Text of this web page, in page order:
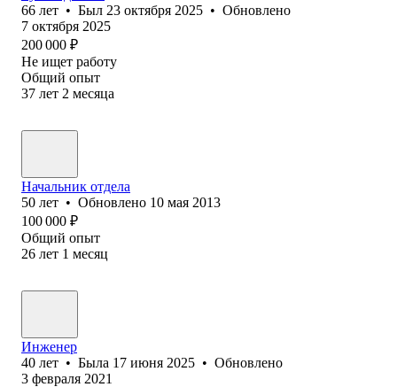
66 лет • Был 23 октября 2025 • Обновлено
7 октября 2025
200 000 ₽
Не ищет работу
Общий опыт
37 лет 2 месяца
Начальник отдела
50 лет • Обновлено 10 мая 2013
100 000 ₽
Общий опыт
26 лет 1 месяц
Инженер
40 лет • Была 17 июня 2025 • Обновлено
3 февраля 2021